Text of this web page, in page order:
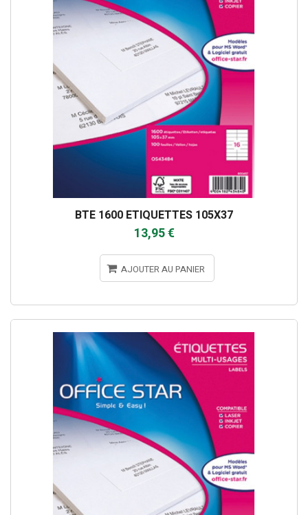
BTE 1600 ETIQUETTES 105X37
13,95 €
AJOUTER AU PANIER